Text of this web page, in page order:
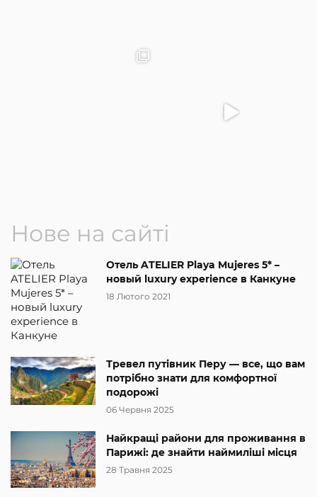
Нове на сайті
Отель ATELIER Playa Mujeres 5* –
новый luxury experience в Канкуне
18 Лютого 2021
Тревел путівник Перу — все, що вам
потрібно знати для комфортної
подорожі
06 Червня 2025
Найкращі райони для проживання в
Парижі: де знайти наймиліші місця
28 Травня 2025